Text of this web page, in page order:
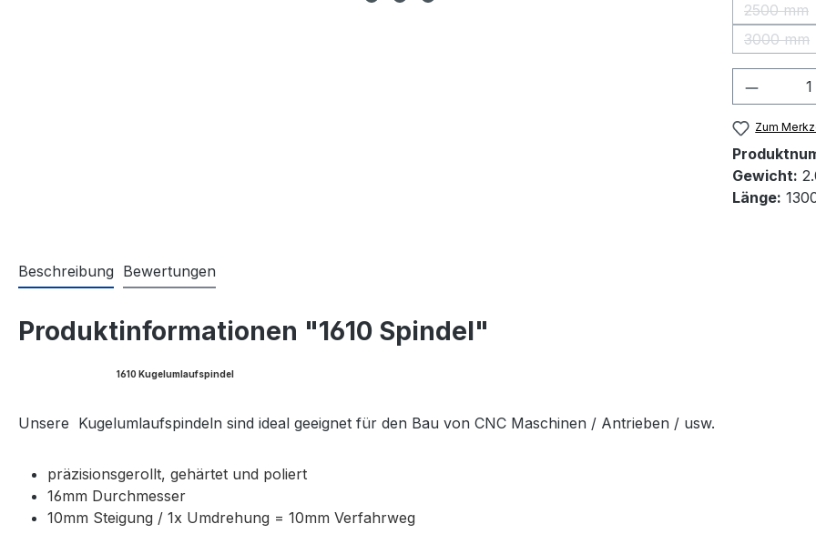
2500 mm
3000 mm
Zum
Gewicht:
Länge:
Beschreibung Bewertungen
Produktinformationen "1610 Spindel"
1610 Kugelumlaufspindel
Unsere Kugelumlaufspindeln sind ideal geeignet für den Bau von CNC Maschinen / Antrieben / usw.
präzisionsgerollt, gehärtet und poliert
16mm Durchmesser
10mm Steigung / 1x Umdrehung = 10mm Verfahrweg